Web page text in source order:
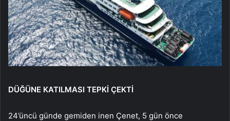
DÜĞÜNE KATILMASI TEPKİ ÇEKTİ
24’üncü günde gemiden inen Çenet, 5 gün önce